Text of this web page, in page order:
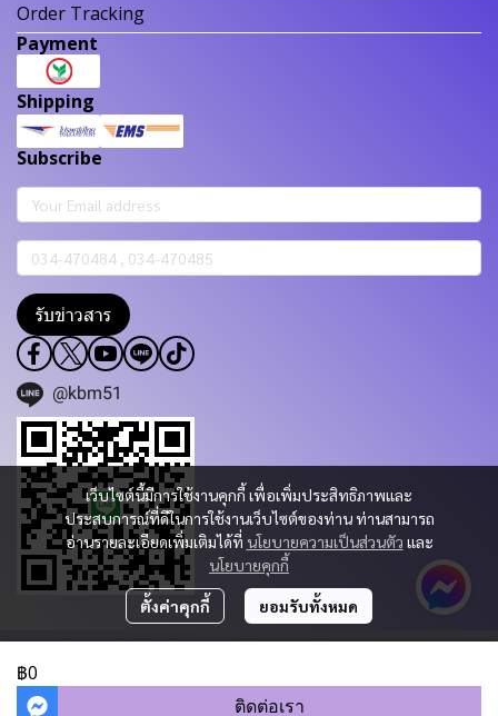
฿0
ติดต่อเรา
เว็บไซต์นี้มีการใช้งานคุกกี้ เพื่อเพิ่มประสิทธิภาพและ
ประสบการณ์ที่ดีในการใช้งานเว็บไซต์ของท่าน ท่านสามารถ
อ่านรายละเอียดเพิ่มเติมได้ที่ นโยบายความเป็นส่วนตัว และ
นโยบายคุกกี้
ตั้งค่าคุกกี้ ยอมรับทั้งหมด
Order Tracking
Payment
Shipping
Subscribe
รับข่าวสาร
@kbm51
Copyright 2023 | All Rights Reserved | Powered by KBM PART & TRADING
ผู้เข้าชมวันนี้1,220